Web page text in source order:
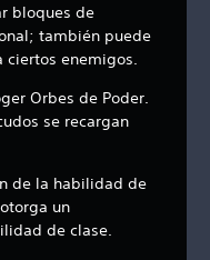
bloques de
también puede
ciertos enemigos.
Orbes de Poder.
se recargan
de la habilidad de
un
de clase.